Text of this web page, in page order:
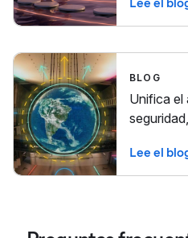
BLOG
Unifica
Lee el